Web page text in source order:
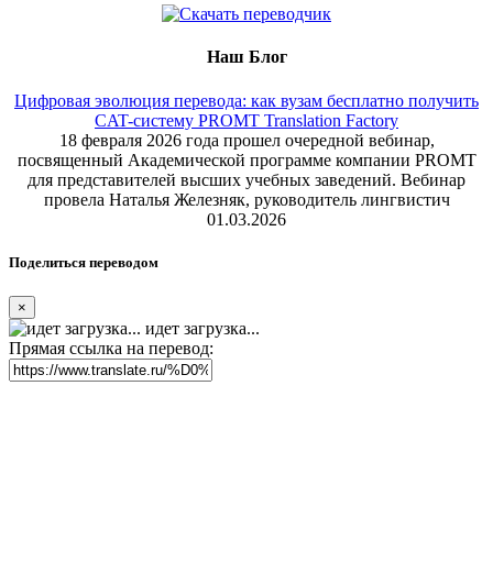
Наш Блог
Цифровая эволюция перевода: как вузам бесплатно получить
CAT-систему PROMT Translation Factory
18 февраля 2026 года прошел очередной вебинар,
посвященный Академической программе компании PROMT
для представителей высших учебных заведений. Вебинар
провела Наталья Железняк, руководитель лингвистич
01.03.2026
Поделиться переводом
×
идет загрузка...
Прямая ссылка на перевод: